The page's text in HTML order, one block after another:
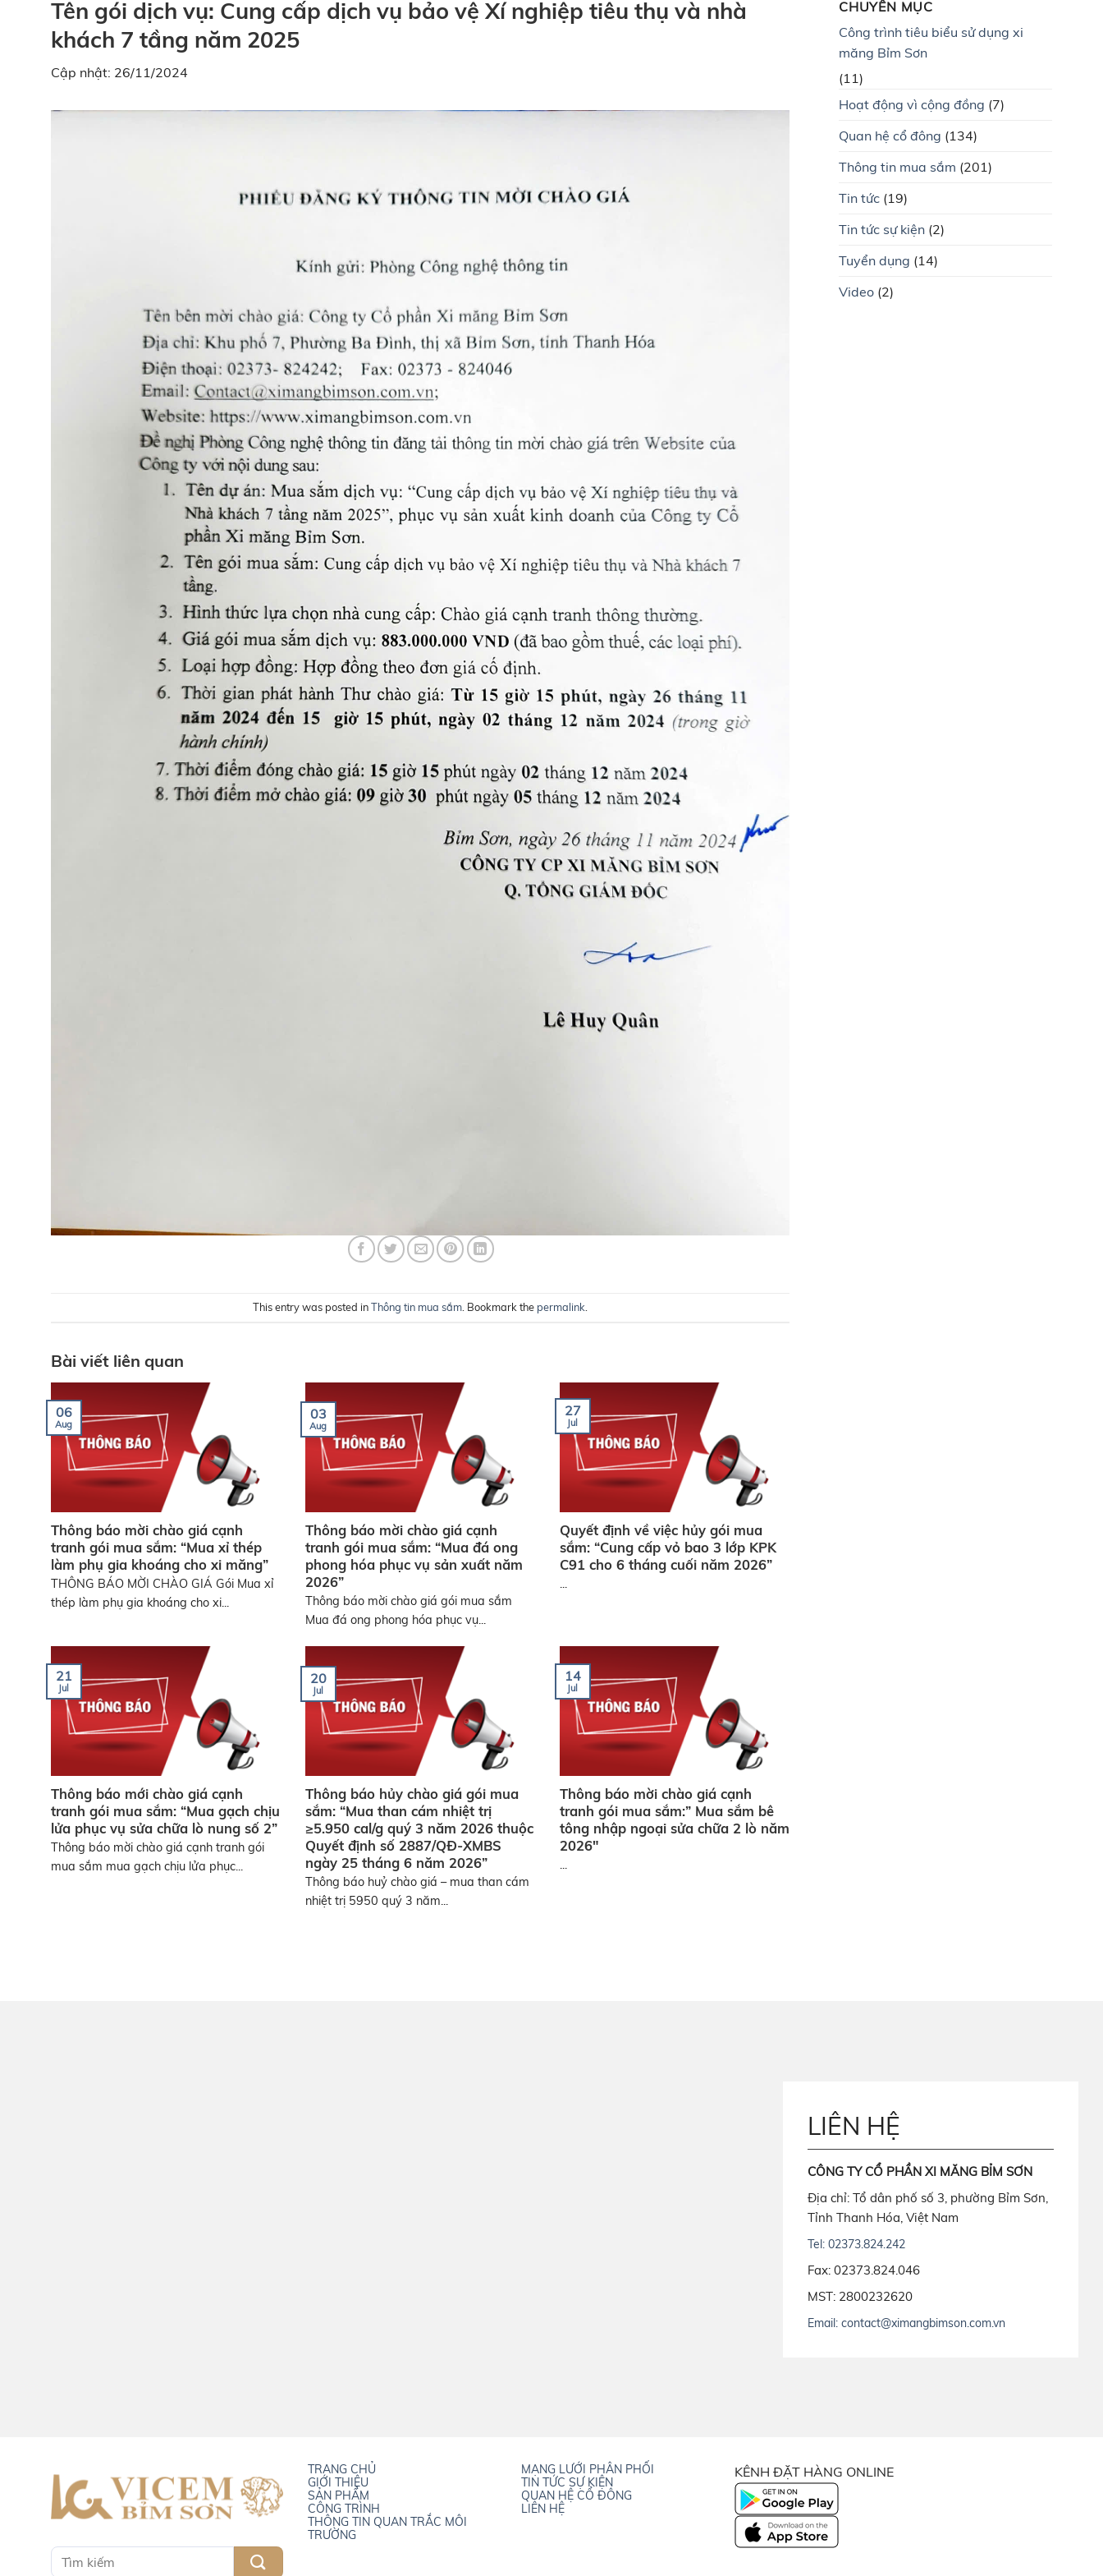
Tên gói dịch vụ: Cung cấp dịch vụ bảo vệ Xí nghiệp tiêu thụ và nhà
khách 7 tầng năm 2025
Cập nhật: 26/11/2024
This entry was posted inThông tin mua sắm. Bookmark the permalink.
Bài viết liên quan
Thông báo mời chào giá cạnh
tranh gói mua sắm: “Mua xỉ thép
làm phụ gia khoáng cho xi măng”
THÔNG BÁO MỜI CHÀO GIÁ Gói Mua xỉ
thép làm phụ gia khoáng cho xi...
06
Aug
Thông báo mời chào giá cạnh
tranh gói mua sắm: “Mua đá ong
phong hóa phục vụ sản xuất năm
2026”
Thông báo mời chào giá gói mua sắm
Mua đá ong phong hóa phục vụ...
03
Aug
Quyết định về việc hủy gói mua
sắm: “Cung cấp vỏ bao 3 lớp KPK
C91 cho 6 tháng cuối năm 2026”
...
27
Jul
Thông báo mới chào giá cạnh
tranh gói mua sắm: “Mua gạch chịu
lửa phục vụ sửa chữa lò nung số 2”
Thông báo mời chào giá cạnh tranh gói
mua sắm mua gạch chịu lửa phục...
21
Jul
Thông báo hủy chào giá gói mua
sắm: “Mua than cám nhiệt trị
≥5.950 cal/g quý 3 năm 2026 thuộc
Quyết định số 2887/QĐ-XMBS
ngày 25 tháng 6 năm 2026”
Thông báo huỷ chào giá – mua than cám
nhiệt trị 5950 quý 3 năm...
20
Jul
Thông báo mời chào giá cạnh
tranh gói mua sắm:” Mua sắm bê
tông nhập ngoại sửa chữa 2 lò năm
2026″
...
14
Jul
CHUYÊN MỤC
Công trình tiêu biểu sử dụng xi
măng Bỉm Sơn
(11)
Hoạt động vì cộng đồng (7)
Quan hệ cổ đông (134)
Thông tin mua sắm (201)
Tin tức (19)
Tin tức sự kiện (2)
Tuyển dụng (14)
Video (2)
LIÊN HỆ
CÔNG TY CỔ PHẦN XI MĂNG BỈM SƠN
Địa chỉ: Tổ dân phố số 3, phường Bỉm Sơn,
Tỉnh Thanh Hóa, Việt Nam
Tel: 02373.824.242
Fax: 02373.824.046
MST: 2800232620
Email: contact@ximangbimson.com.vn
TRANG CHỦ
GIỚI THIỆU
SẢN PHẨM
CÔNG TRÌNH
THÔNG TIN QUAN TRẮC MÔI
TRƯỜNG
MẠNG LƯỚI PHÂN PHỐI
TIN TỨC SỰ KIỆN
QUAN HỆ CỔ ĐÔNG
LIÊN HỆ
KÊNH ĐẶT HÀNG ONLINE